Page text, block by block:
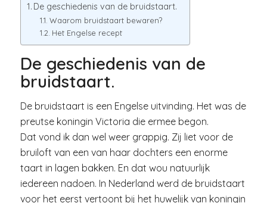
De geschiedenis van de bruidstaart.
Waarom bruidstaart bewaren?
Het Engelse recept
De geschiedenis van de
bruidstaart.
De bruidstaart is een Engelse uitvinding. Het was de
preutse koningin Victoria die ermee begon.
Dat vond ik dan wel weer grappig. Zij liet voor de
bruiloft van een van haar dochters een enorme
taart in lagen bakken. En dat wou natuurlijk
iedereen nadoen. In Nederland werd de bruidstaart
voor het eerst vertoont bij het huwelijk van koningin